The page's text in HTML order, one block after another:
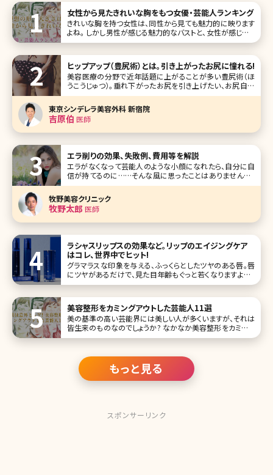
女性から見たきれいな胸をもつ女優・芸能人ランキング
きれいな胸を持つ女性は、同性から見ても魅力的に映ります
よね。 しかし男性が感じる魅力的なバストと、女性が感じるき
れいな胸は異なります。 今回は女性から見て美しいと感じる
を、ランキング形式でご紹介します。 1位田中みな実
ヒップアップ（豊尻術）とは。引き上がったお尻に憧れる!
美容医療の分野で近年話題に上がることが多い豊尻術（ほ
うこうじゅつ）。垂れ下がったお尻を引き上げたい、お尻自体
を大きくしたい、お尻の形をよくしたいなどのお悩みに対して
豊尻術を行います。 本記事では豊尻術を検討している方に
おいて最も悩みが深いであろうお尻が垂れ下がってしまう原
因について解説した上で
東京シンデレラ美容外科 新宿院
吉原伯 医師
エラ削りの効果、失敗例、費用等を解説
エラがなくなって芸能人のような小顔になれたら、自分に自
信が持てるのに……そんな風に思ったことはありませんか?
エラが張っているとそれだけで顔が大きく見え、全体的にゴ
ツゴツとした印象を与えてしまいます。でも、できればエラを
削りたいけれど、骨に手を加える勇気が出ないという方も多
いでしょう。今回はそんな方
牧野美容クリニック
牧野太郎 医師
ラシャスリップスの効果など。リップのエイジングケア
はコレ、世界中でヒット!
グラマラスな印象を与える、ふっくらとしたツヤのある唇。唇
にツヤがあるだけで、見た目年齢もぐっと若くなりますよね。
最近は口紅ではなくグロスを使っているという人も多いと言
美容整形をカミングアウトした芸能人11選
美の基準の高い芸能界には美しい人が多くいますが、それは
皆生来のものなのでしょうか? なかなか美容整形をカミング
アウトしている芸能人はいませんが、実はかなり多くの方が
す。 そんな中でも、実際に美容整形をカミングアウトをしてい
る（認めた）芸能人もっと見る
スポンサーリンク